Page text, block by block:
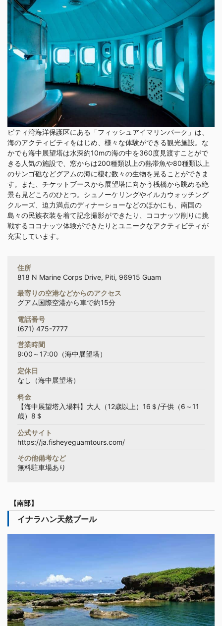
ピティ湾海洋保護区にある「フィッシュアイマリンパーク」は、
海のアクティビティをはじめ、様々な体験ができる観光施設。な
かでも海中展望塔は水深約10mの海の中を360度見渡すことがで
きる人気の施設で、窓からは200種類以上の熱帯魚や80種類以上
のサンゴ礁などグアムの海に棲む数々の生物を見ることができま
す。また、チケットブースから展望塔に向かう桟橋から眺める絶
景も見どころのひとつ。シュノーケリングやイルカウォッチング
クルーズ、迫力満点のディナーショーなどのほかにも、南国の
島々の民族衣装を着て記念撮影ができたり、ココナッツ削りに挑
戦するココナッツ体験ができたりとユニークなアクティビティが
充実しています。
住所
818 N Marine Corps Drive, Piti, 96915 Guam
最寄りの空港などからのアクセス
グアム国際空港から車で約15分
電話番号
(671) 475-7777
営業時間
9:00～17:00（海中展望塔）
定休日
なし（海中展望塔）
料金
【海中展望塔入場料】大人（12歳以上）16＄/子供（6～11
歳）8＄
公式サイト
https://ja.fisheyeguamtours.com/
その他備考など
無料駐車場あり
【南部】
イナラハン天然プール